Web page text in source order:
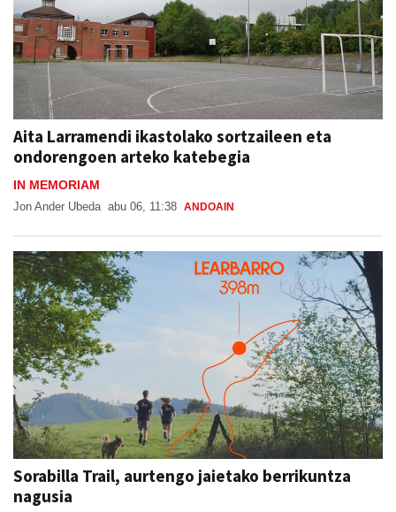
Aita Larramendi ikastolako sortzaileen eta
ondorengoen arteko katebegia
IN MEMORIAM
Jon Ander Ubeda abu 06, 11:38 ANDOAIN
Sorabilla Trail, aurtengo jaietako berrikuntza
nagusia